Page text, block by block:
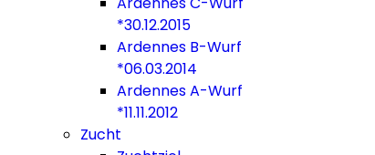
*30.12.2015
Ardennes B-Wurf
*06.03.2014
Ardennes A-Wurf
*11.11.2012
Zucht